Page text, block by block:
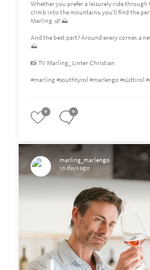
Whether you prefer a leisurely ride through
climb into the mountains, you'll find the
Marling. 🌿⛰️
And the best part? Around every corner, a
⛰
📸 TV Marling_ Linter Christian
#marling #southtyrol #marlengo #südtirol
0 0
marling_marlengo
10 days ago